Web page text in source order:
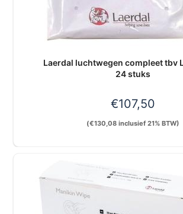
Laerdal luchtwegen compleet tbv
24 stuks
€107,50
(€130,08inclusief 21% BTW)